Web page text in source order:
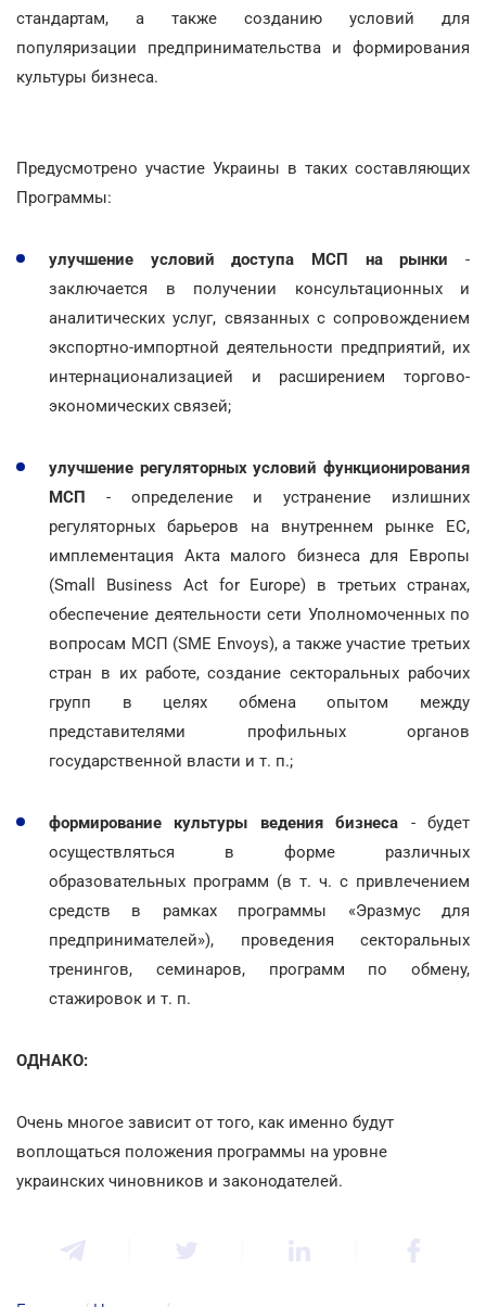
стандартам, а также созданию условий для
популяризации предпринимательства и формирования
культуры бизнеса.
Предусмотрено участие Украины в таких составляющих
Программы:
улучшение условий доступа МСП на рынки -
заключается в получении консультационных и
аналитических услуг, связанных с сопровождением
экспортно-импортной деятельности предприятий, их
интернационализацией и расширением торгово-
экономических связей;
улучшение регуляторных условий функционирования
МСП - определение и устранение излишних
регуляторных барьеров на внутреннем рынке ЕС,
имплементация Акта малого бизнеса для Европы
(Small Business Act for Europe) в третьих странах,
обеспечение деятельности сети Уполномоченных по
вопросам МСП (SME Envoys), а также участие третьих
стран в их работе, создание секторальных рабочих
групп в целях обмена опытом между
представителями профильных органов
государственной власти и т. п.;
формирование культуры ведения бизнеса - будет
осуществляться в форме различных
образовательных программ (в т. ч. с привлечением
средств в рамках программы «Эразмус для
предпринимателей»), проведения секторальных
тренингов, семинаров, программ по обмену,
стажировок и т. п.
ОДНАКО:
Очень многое зависит от того, как именно будут
воплощаться положения программы на уровне
украинских чиновников и законодателей.